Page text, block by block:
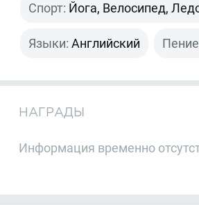
Спорт: Йога, Велосипед,
Языки: Английский
НАГРАДЫ
Информация временно